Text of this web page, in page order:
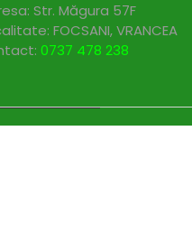
Str. Măgura 57F
FOCSANI,VRANCEA
0737 478 238